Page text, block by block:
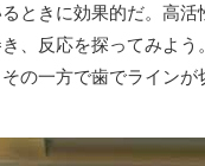
ときに効果的だ。高
、反応を探ってみよ
の一方で歯でライン